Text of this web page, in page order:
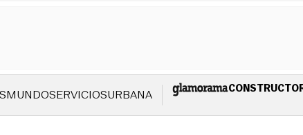
MUNDOSERVICIOSURBANA